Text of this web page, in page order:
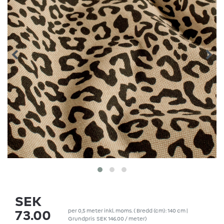
SEK
73.00
per0,5 meter inkl. moms. ( Bredd (cm): 140 cm |
GrundprisSEK 146.00 / meter)